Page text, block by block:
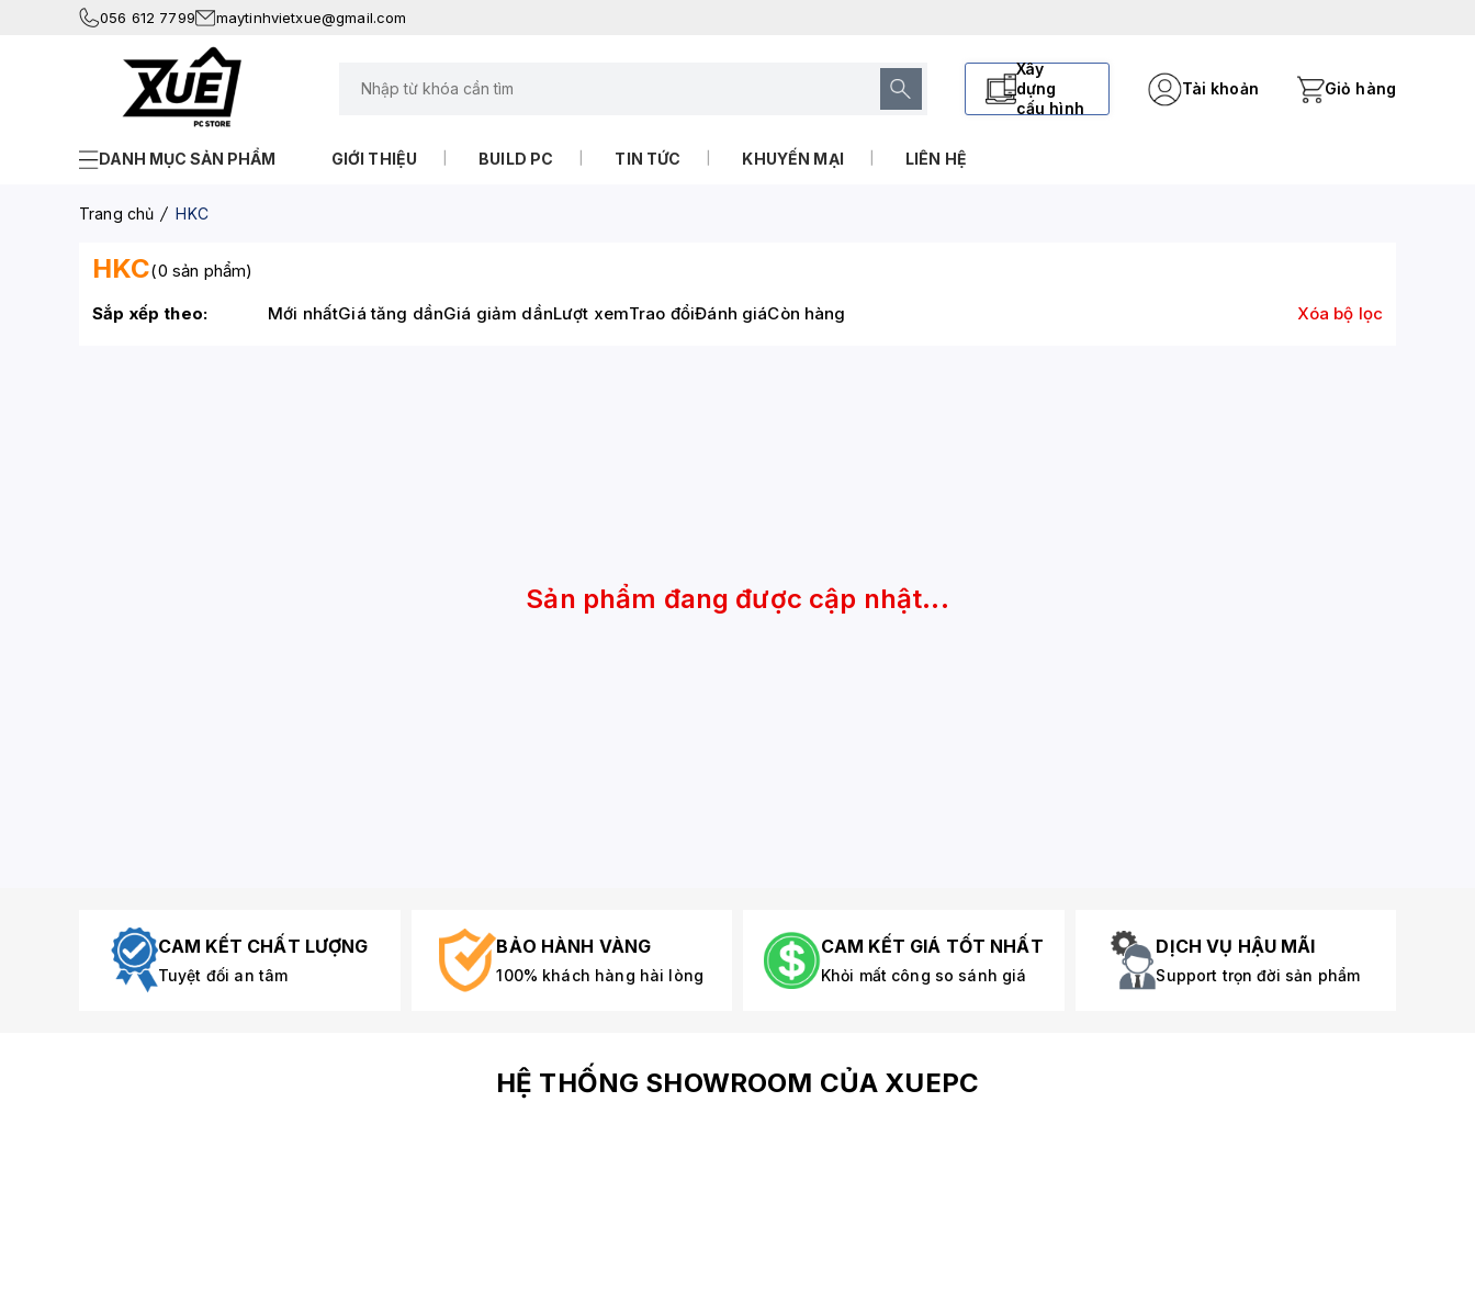
056 612 7799 maytinhvietxue@gmail.com
Xây
dựng
cấu hình
Tài khoản Giỏ hàng
DANH MỤC SẢN PHẨM GIỚI THIỆU BUILD PC TIN TỨC KHUYẾN MẠI LIÊN HỆ
Trang chủ HKC
HKC(0 sản phẩm)
Sắp xếp theo: Mới nhấtGiá tăng dầnGiá giảm dầnLượt xemTrao đổiĐánh giáCòn hàng Xóa bộ lọc
Sản phẩm đang được cập nhật...
CAM KẾT CHẤT LƯỢNG
Tuyệt đối an tâm
BẢO HÀNH VÀNG
100% khách hàng hài lòng
CAM KẾT GIÁ TỐT NHẤT
Khỏi mất công so sánh giá
DỊCH VỤ HẬU MÃI
Support trọn đời sản phẩm
HỆ THỐNG SHOWROOM CỦA XUEPC